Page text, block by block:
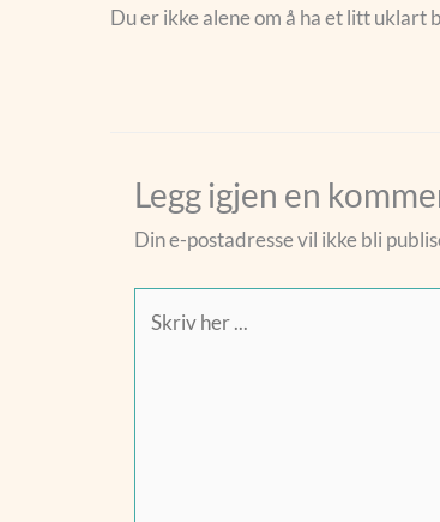
Du er ikke alene om å ha et litt uklart
Legg igjen en
Din e-postadresse vil ikke bli